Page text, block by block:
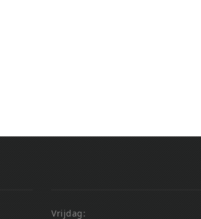
Vrijdag: